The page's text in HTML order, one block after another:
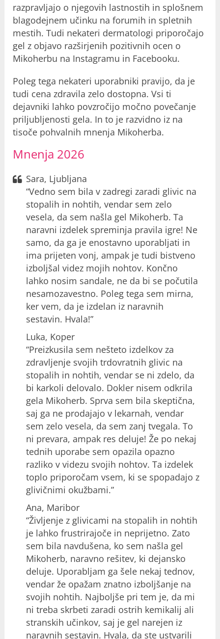
razpravljajo o njegovih lastnostih in splošnem
blagodejnem učinku na forumih in spletnih
mestih. Tudi nekateri dermatologi priporočajo
gel z objavo razširjenih pozitivnih ocen o
Mikoherbu na Instagramu in Facebooku.
Poleg tega nekateri uporabniki pravijo, da je
tudi cena zdravila zelo dostopna. Vsi ti
dejavniki lahko povzročijo močno povečanje
priljubljenosti gela. In to je razvidno iz na
tisoče pohvalnih mnenja Mikoherba.
Mnenja 2026
Sara, Ljubljana
“Vedno sem bila v zadregi zaradi glivic na
stopalih in nohtih, vendar sem zelo
vesela, da sem našla gel Mikoherb. Ta
naravni izdelek spreminja pravila igre! Ne
samo, da ga je enostavno uporabljati in
ima prijeten vonj, ampak je tudi bistveno
izboljšal videz mojih nohtov. Končno
lahko nosim sandale, ne da bi se počutila
nesamozavestno. Poleg tega sem mirna,
ker vem, da je izdelan iz naravnih
sestavin. Hvala!”
Luka, Koper
“Preizkusila sem nešteto izdelkov za
zdravljenje svojih trdovratnih glivic na
stopalih in nohtih, vendar se ni zdelo, da
bi karkoli delovalo. Dokler nisem odkrila
gela Mikoherb. Sprva sem bila skeptična,
saj ga ne prodajajo v lekarnah, vendar
sem zelo vesela, da sem zanj tvegala. To
ni prevara, ampak res deluje! Že po nekaj
tednih uporabe sem opazila opazno
razliko v videzu svojih nohtov. Ta izdelek
toplo priporočam vsem, ki se spopadajo z
glivičnimi okužbami.”
Ana, Maribor
“Življenje z glivicami na stopalih in nohtih
je lahko frustrirajoče in neprijetno. Zato
sem bila navdušena, ko sem našla gel
Mikoherb, naravno rešitev, ki dejansko
deluje. Uporabljam ga šele nekaj tednov,
vendar že opažam znatno izboljšanje na
svojih nohtih. Najboljše pri tem je, da mi
ni treba skrbeti zaradi ostrih kemikalij ali
stranskih učinkov, saj je gel narejen iz
naravnih sestavin. Hvala, da ste ustvarili